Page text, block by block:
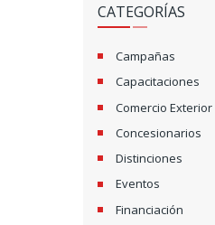
CATEGORÍAS
Campañas
Capacitaciones
Comercio Exterior
Concesionarios
Distinciones
Eventos
Financiación